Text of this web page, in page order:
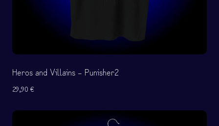
Heros and Villains – Punisher2
29,90 €